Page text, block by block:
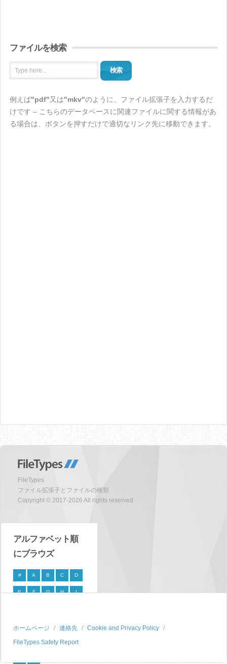
ファイルを検索
検索
例えば"pdf"又は"mkv"のように、ファイル拡張子を入力するだ
けです – こちらのデータベースに関連ファイルに関する情報があ
る場合は、ボタンを押すだけで適切なリンク先に移動できます。
FileTypes
ファイル拡張子とファイルの種類
Copyright © 2017-2026 All rights reserved
アルファベット順
にブラウズ
# A B C D
E F G H I
P Q R S
T U V W X
ホームページ 連絡先
Cookie and Privacy Policy
FileTypes Safety Report